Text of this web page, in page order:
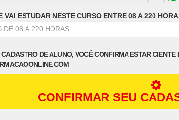
VAI ESTUDAR NESTE CURSO ENTRE 08 A 220
DE ALUNO, VOCÊ CONFIRMA ESTAR CIENTE
CONFIRMAR SEU